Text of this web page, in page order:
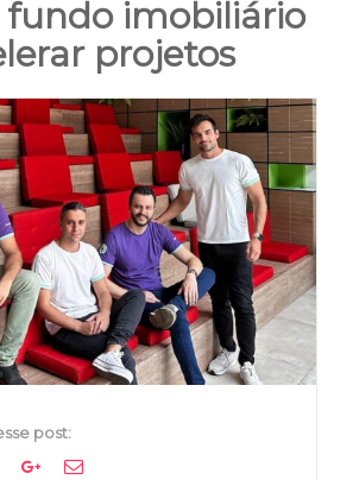
fundo imobiliário
projetos
post:
Google+Email